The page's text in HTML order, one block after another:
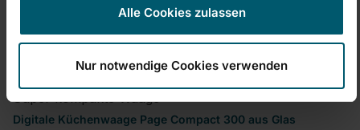
Alle Cookies zulassen
Nur notwendige Cookies verwenden
Flip12
Super kompakte Waage
Digitale Küchenwaage Page Compact 300 aus Glas